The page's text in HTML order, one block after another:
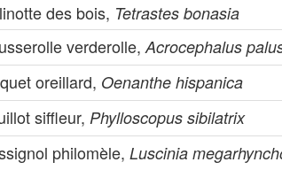
des bois, Tetrastes bonasia
verderolle,Acrocephalus
oreillard, Oenanthe hispanica
siffleur, Phylloscopus sibilatrix
philomèle,Luscinia